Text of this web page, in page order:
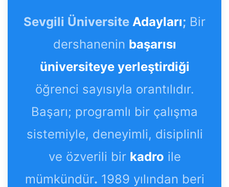
Sevgili Üniversite Adayları; Bir
dershanenin başarısı
üniversiteye yerleştirdiği
öğrenci sayısıyla orantılıdır.
Başarı; programlı bir çalışma
sistemiyle, deneyimli, disiplinli
ve özverili bir kadro ile
mümkündür. 1989 yılından beri